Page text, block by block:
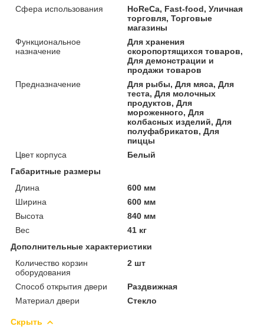
Сфера использования
HoReCa, Fast-food, Уличная
торговля, Торговые
магазины
Функциональное
назначение
Для хранения
скоропортящихся товаров,
Для демонстрации и
продажи товаров
Предназначение
Для рыбы, Для мяса, Для
теста, Для молочных
продуктов, Для
мороженного, Для
колбасных изделий, Для
полуфабрикатов, Для
пиццы
Цвет корпуса
Белый
Габаритные размеры
Длина
600 мм
Ширина
600 мм
Высота
840 мм
Вес
41 кг
Дополнительные характеристики
Количество корзин
оборудования
2 шт
Способ открытия двери
Раздвижная
Материал двери
Стекло
Скрыть